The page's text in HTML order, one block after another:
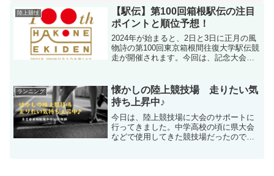
間、2024年2月15日に創価大学のリー
キ・カミナ...
陸上競技
【駅伝】第100回箱根駅伝の注目
ポイントと順位予想！
2024年が始まると、2日と3日に正月の風
物詩の第100回東京箱根間往復大学駅伝競
走が開催されます。今回は、記念大会と
大学駅伝三冠に王手をかけている駒澤大
学が達成する...
ランニング
懐かしの陸上競技場 走りたい気
持ち上昇中♪
今日は、陸上競技場に大会のサポートに
行ってきました。中学高校の頃に県大会
などで使用してきた競技場だったので、